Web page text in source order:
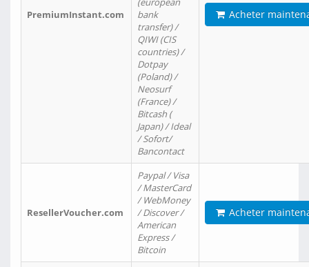
PremiumInstant.com
bank
transfer) /
QIWI (CIS
countries) /
Dotpay
(Poland) /
Neosurf
(France) /
Bitcash (
Japan) / Ideal
/ Sofort/
Bancontact
Acheter
ResellerVoucher.com
Paypal / Visa
/ MasterCard
/ WebMoney
/ Discover /
American
Express /
Bitcoin
Acheter